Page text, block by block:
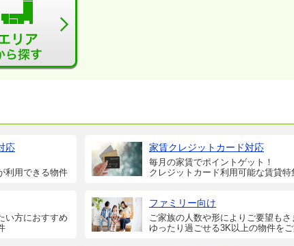
応
利用できる物件
家賃クレジットカード対応
毎月の家賃でポイントゲット！
クレジットカード利用可能な賃貸特
い方におすすめ
ファミリー向け
ご家族の人数や形によりご要望もさ
ゆったり過ごせる3K以上の物件をご